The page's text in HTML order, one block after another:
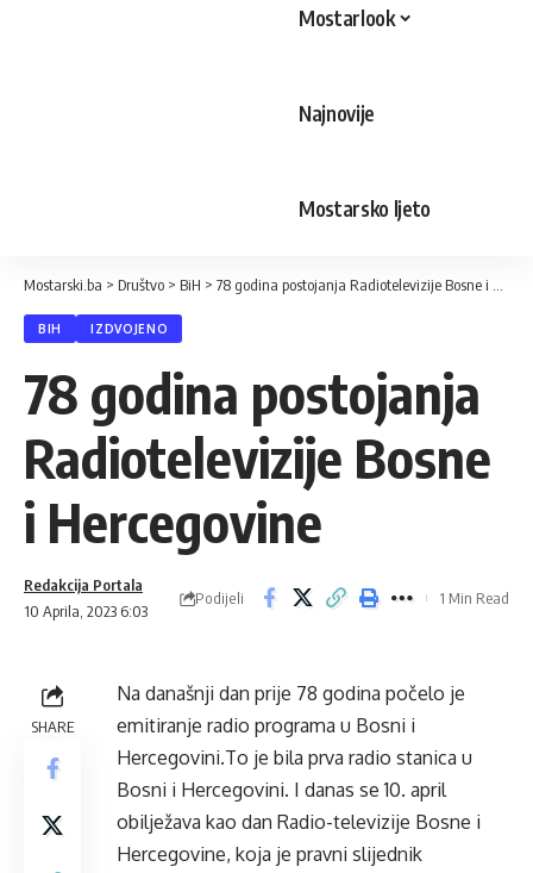
Mostarlook
Najnovije
Mostarsko ljeto
Mostarski.ba > Društvo > BiH > 78 godina postojanja Radiotelevizije Bosne i Hercegovine
BIH IZDVOJENO
78 godina postojanja
Radiotelevizije Bosne
i Hercegovine
10 Aprila, 2023 6:03
Redakcija Portala
Podijeli 1 Min Read
SHARE
Na današnji dan prije 78 godina počelo je
emitiranje radio programa u Bosni i
Hercegovini.To je bila prva radio stanica u
Bosni i Hercegovini. I danas se 10. april
obilježava kao dan Radio-televizije Bosne i
Hercegovine, koja je pravni slijednik